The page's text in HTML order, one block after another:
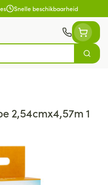
Snelle beschikbaarheid
Zoek
2,54cmx4,57m 1